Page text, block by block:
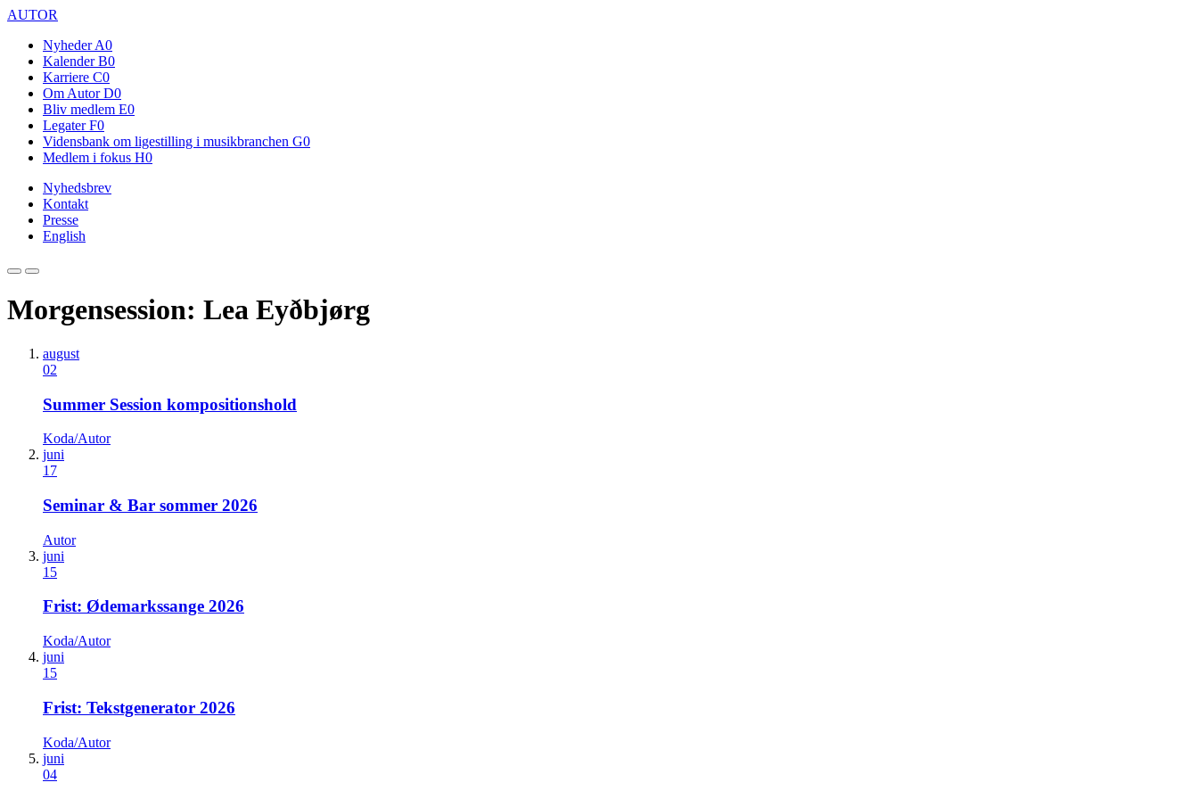
AUTOR
Nyheder A0
Kalender B0
Karriere C0
Om Autor D0
Bliv medlem E0
Legater F0
Vidensbank om ligestilling i musikbranchen G0
Medlem i fokus H0
Nyhedsbrev
Kontakt
Presse
English
Morgensession: Lea Eyðbjørg
august
02
Summer Session kompositionshold
Koda/Autor
juni
17
Seminar & Bar sommer 2026
Autor
juni
15
Frist: Ødemarkssange 2026
Koda/Autor
juni
15
Frist: Tekstgenerator 2026
Koda/Autor
juni
04